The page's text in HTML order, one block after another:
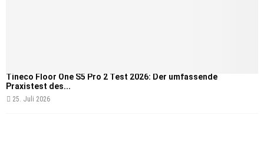
Tineco Floor One S5 Pro 2 Test 2026: Der umfassende
Praxistest des...
25. Juli 2026